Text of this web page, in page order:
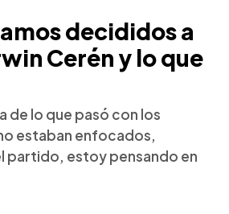
decididos a
Cerén y lo que
de lo que pasó con los
estaban enfocados,
partido, estoy pensando en